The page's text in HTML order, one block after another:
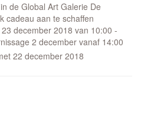
de Global Art Galerie De
cadeau aan te schaffen
december 2018 van 10:00 -
2 december vanaf 14:00
22 december 2018